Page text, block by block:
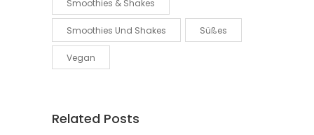
Smoothies & Shakes
Smoothies Und Shakes Süßes
Vegan
Related Posts